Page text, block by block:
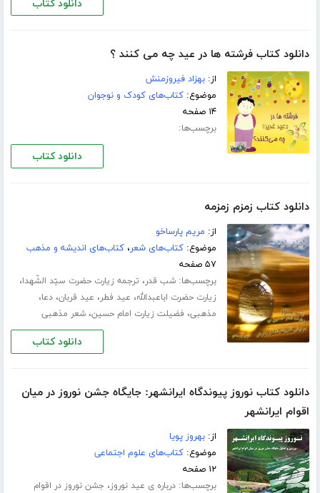
دانلود کتاب
دانلود کتاب فرشته ها در عید چه می کنند ؟
از:بهزاد فیروزمنش
موضوع:کتاب‌های کودک و نوجوان
۱۴ صفحه
برچسب‌ها:
دانلود کتاب
دانلود کتاب زمزم زمزمه
از: مریم پارساخو
موضوع:کتاب‌های شعر،کتاب‌های اندیشه و مذهب
۵۷ صفحه
برچسب‌ها:شب قدر، ترجمه زیارت حضرت سیّد الشّهدا،
زیارت حضرت اباعبدالله، عید فطر، عید قربان،دعا،
مذهبی، فضیلت زیارت امام حسین،شعر مذهبی
دانلود کتاب
دانلود کتاب نوروز پیوندگاه ایرانشهر: جایگاه جشن نوروز در میان
اقوام ایرانشهر
از:بهروز پویا
موضوع:کتاب‌های علوم اجتماعی
۱۲ صفحه
برچسب‌ها:درباره ی عید نوروز، جشن نوروز در اقوام